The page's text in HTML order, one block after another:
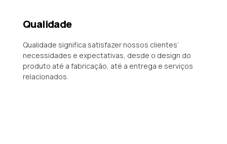
Qualidade
Qualidade significa satisfazer nossos clientes’
necessidades e expectativas, desde o design do
produto até a fabricação, até a entrega e serviços
relacionados.